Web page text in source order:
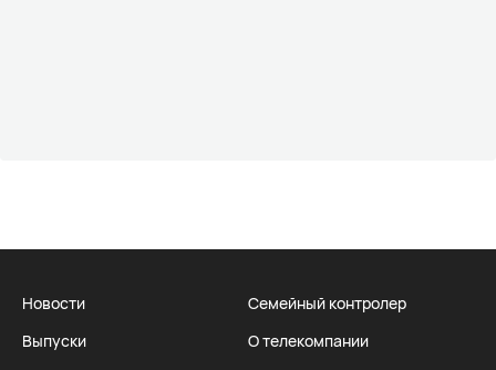
Новости
Выпуски
Семейный контролер
О телекомпании